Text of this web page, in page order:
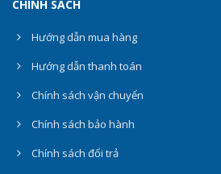
CHÍNH SÁCH
Hướng dẫn mua hàng
Hướng dẫn thanh toán
Chính sách vận chuyển
Chính sách bảo hành
Chính sách đổi trả